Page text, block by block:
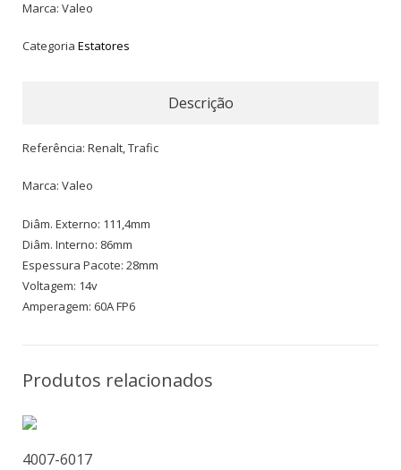
Marca: Valeo
Categoria Estatores
Descrição
Referência: Renalt, Trafic
Marca: Valeo
Diâm. Externo: 111,4mm
Diâm. Interno: 86mm
Espessura Pacote: 28mm
Voltagem: 14v
Amperagem: 60A FP6
Produtos relacionados
4007-6017